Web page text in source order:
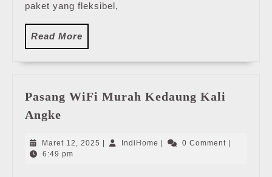
paket yang fleksibel,
Read More
More
Pasang WiFi Murah Kedaung Kali
Angke
Murah
Kedaung
Maret 12, 2025 Maret
IndiHome IndiHome0 Comment
6:49 pm